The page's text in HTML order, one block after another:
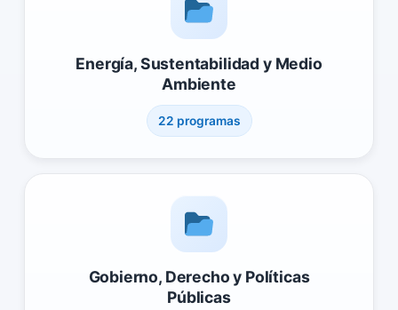
Energía, Sustentabilidad y Medio
Ambiente
22 programas
Gobierno, Derecho y Políticas
Públicas